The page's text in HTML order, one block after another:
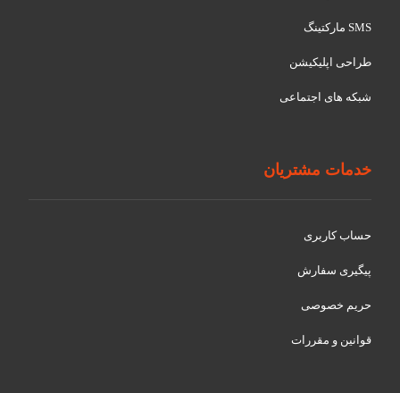
SMS مارکتینگ
طراحی اپلیکیشن
شبکه های اجتماعی
خدمات مشتریان
حساب کاربری
پیگیری سفارش
حریم خصوصی
قوانین و مقررات